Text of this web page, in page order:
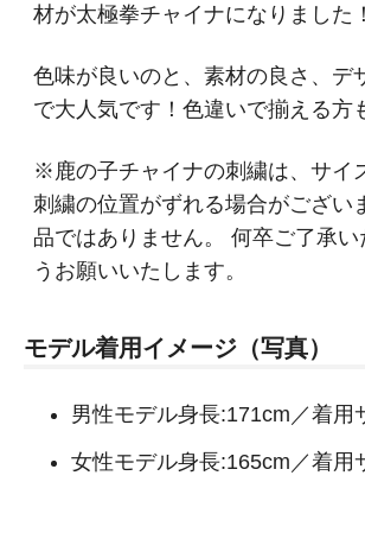
材が太極拳チャイナになりました！
色味が良いのと、素材の良さ、デ
で大人気です！色違いで揃える方
※鹿の子チャイナの刺繍は、サイ
刺繍の位置がずれる場合がござい
品ではありません。 何卒ご了承い
うお願いいたします。
モデル着用イメージ（写真）
男性モデル身長:171cm／着用
女性モデル身長:165cm／着用